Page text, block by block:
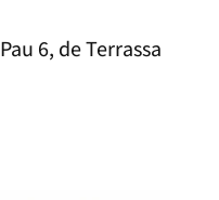
6, de Terrassa